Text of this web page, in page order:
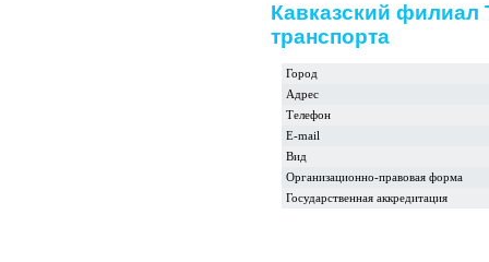
Кавказский филиал
транспорта
Город
Адрес
Телефон
E-mail
Вид
Организационно-правовая форма
Государственная аккредитация